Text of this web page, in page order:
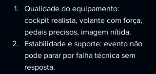
Qualidade do equipamento:
cockpit realista, volante com força,
pedais precisos, imagem nítida.
Estabilidade e suporte: evento não
pode parar por falha técnica sem
resposta.